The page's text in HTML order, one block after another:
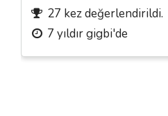
27 kez değerlendirildi.
7 yıldır gigbi'de